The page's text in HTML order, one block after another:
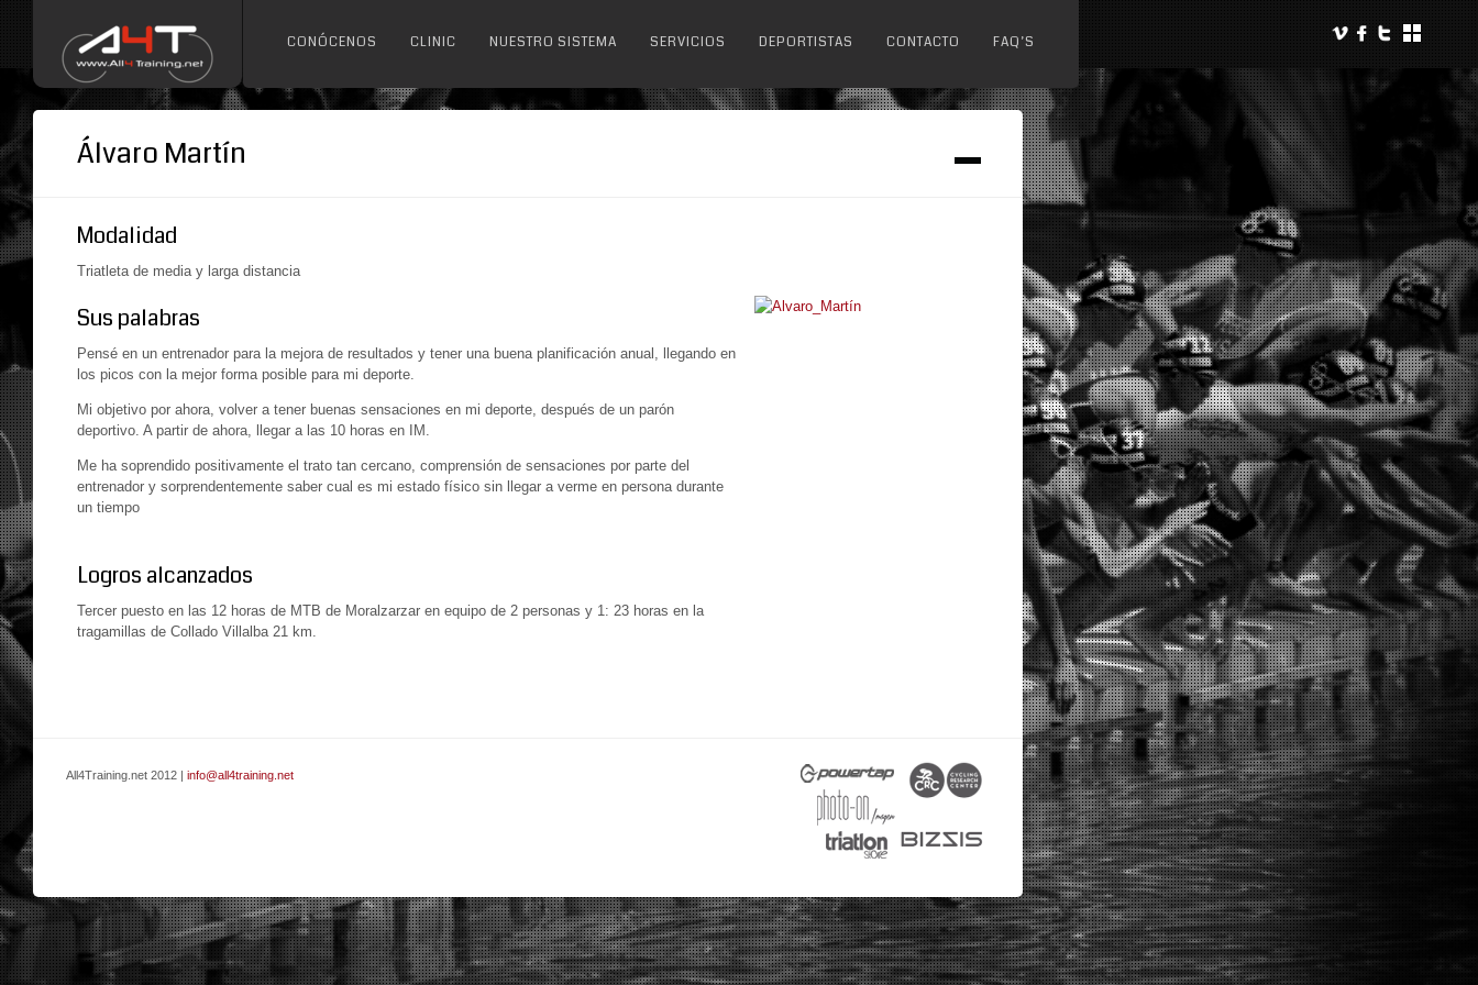
CONÓCENOS CLINIC NUESTRO SISTEMA SERVICIOS DEPORTISTAS CONTACTO FAQ’S
Álvaro Martín
Modalidad
Triatleta de media y larga distancia
Sus palabras
Pensé en un entrenador para la mejora de resultados y tener una buena planificación anual, llegando en
los picos con la mejor forma posible para mi deporte.
Mi objetivo por ahora, volver a tener buenas sensaciones en mi deporte, después de un parón
deportivo. A partir de ahora, llegar a las 10 horas en IM.
Me ha soprendido positivamente el trato tan cercano, comprensión de sensaciones por parte del
entrenador y sorprendentemente saber cual es mi estado físico sin llegar a verme en persona durante
un tiempo
Logros alcanzados
Tercer puesto en las 12 horas de MTB de Moralzarzar en equipo de 2 personas y 1: 23 horas en la
tragamillas de Collado Villalba 21 km.
All4Training.net 2012 | info@all4training.net